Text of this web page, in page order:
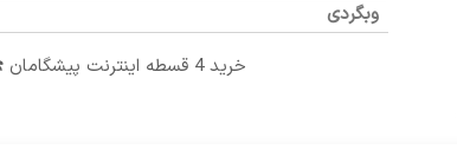
وبگردی
خرید 4 قسطه اینترنت پیشگامان ☎️ بدون نیاز به تلفن